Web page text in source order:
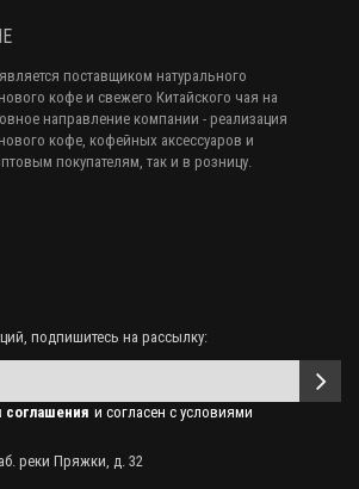
поставщиком натурального
кофе и свежего Китайского чая на
направление компании - реализация
кофе, кофейных аксессуаров и
покупателям, так и в розницу.
подпишитесь на рассылку:
соглашения и согласен с условиями
реки Пряжки, д. 32